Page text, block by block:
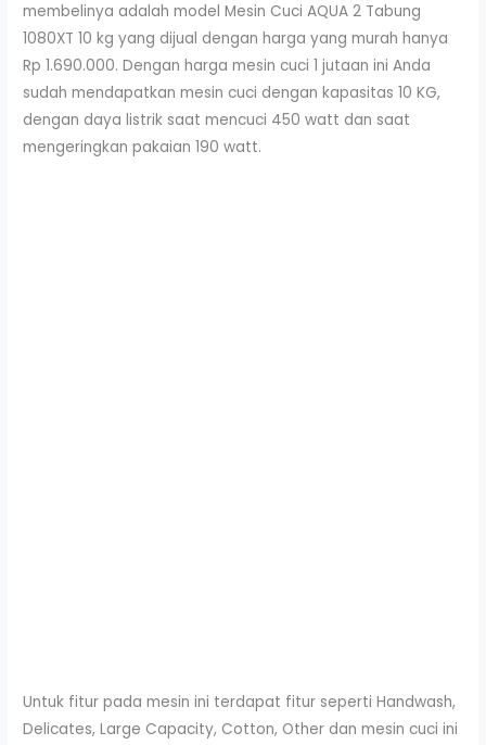
membelinya adalah model Mesin Cuci AQUA 2 Tabung
1080XT 10 kg yang dijual dengan harga yang murah hanya
Rp 1.690.000. Dengan harga mesin cuci 1 jutaan ini Anda
sudah mendapatkan mesin cuci dengan kapasitas 10 KG,
dengan daya listrik saat mencuci 450 watt dan saat
mengeringkan pakaian 190 watt.
Untuk fitur pada mesin ini terdapat fitur seperti Handwash,
Delicates, Large Capacity, Cotton, Other dan mesin cuci ini